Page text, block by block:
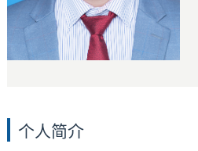
个人简介